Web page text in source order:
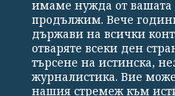
Професор
да мамят с AI
капан" в
имаме нужда от вашата
продължим. Вече
държави на всички
отваряте всеки ден
търсене на истинска,
журналистика. Вие
нашия стремеж към